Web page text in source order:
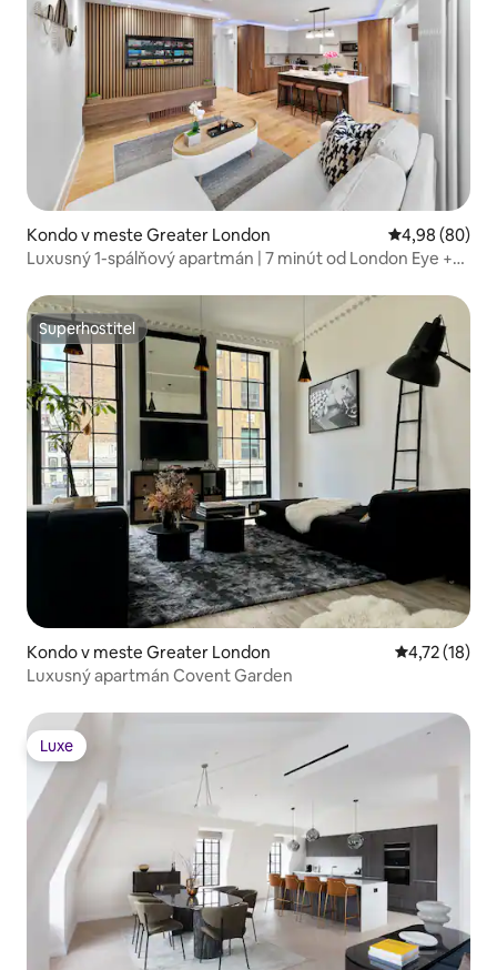
Kondo v meste Greater London Priemerné
4,98 (80)
Luxusný 1-spálňový apartmán | 7 minút od London Eye +
Superhostiteľ
Superhostiteľ
Kondo v meste Greater London Priemerné
4,72 (18)
Luxusný apartmán Covent Garden
Luxe
Luxe